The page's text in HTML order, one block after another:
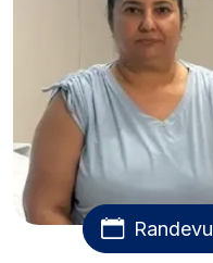
Randevu